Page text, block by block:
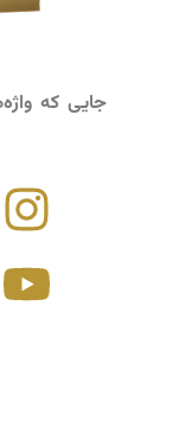
جایی که